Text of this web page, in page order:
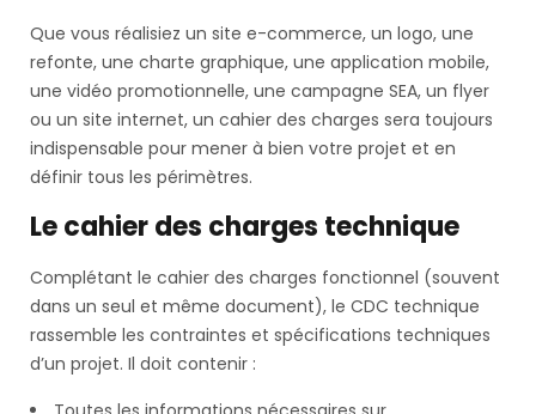
Que vous réalisiez un site e-commerce, un logo, une
refonte, une charte graphique, une application mobile,
une vidéo promotionnelle, une campagne SEA, un flyer
ou un site internet, un cahier des charges sera toujours
indispensable pour mener à bien votre projet et en
définir tous les périmètres.
Le cahier des charges technique
Complétant le cahier des charges fonctionnel (souvent
dans un seul et même document), le CDC technique
rassemble les contraintes et spécifications techniques
d’un projet. Il doit contenir :